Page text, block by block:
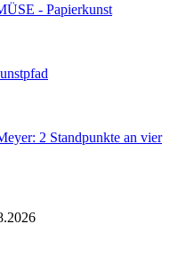
- Papierkunst
2 Standpunkte an vier